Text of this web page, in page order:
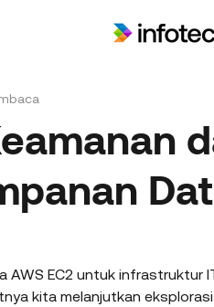
EC2 untuk infrastruktur
kita melanjutkan